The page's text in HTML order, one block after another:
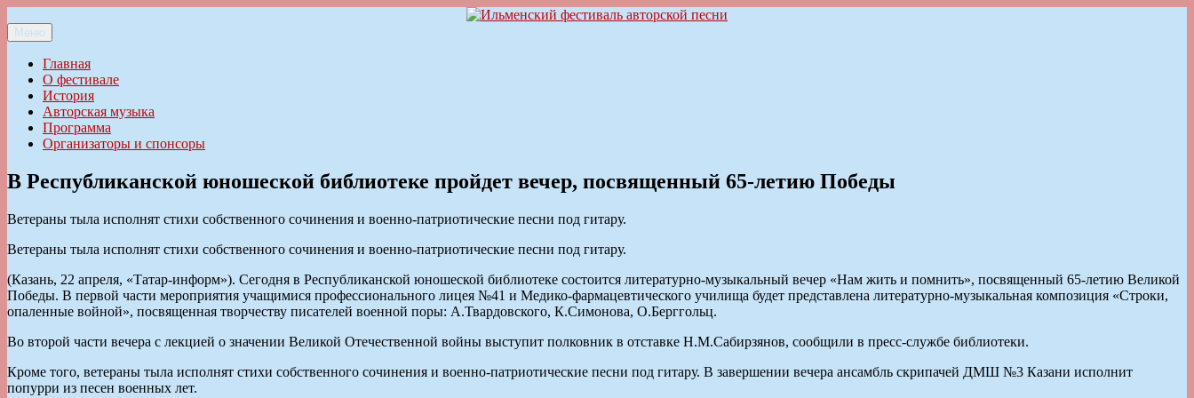
к
содержимому
Ильменский фестиваль авторской песни
Меню
Главная
О фестивале
История
Авторская музыка
Программа
Организаторы и спонсоры
В Республиканской юношеской библиотеке пройдет вечер, посвященный 65-летию Победы
Ветераны тыла исполнят стихи собственного сочинения и военно-патриотические песни под гитару.
Ветераны тыла исполнят стихи собственного сочинения и военно-патриотические песни под гитару.
(Казань, 22 апреля, «Татар-информ»). Сегодня в Республиканской юношеской библиотеке состоится литературно-музыкальный вечер «Нам жить и помнить», посвященный 65-летию Великой
Победы. В первой части мероприятия учащимися профессионального лицея №41 и Медико-фармацевтического училища будет представлена литературно-музыкальная композиция «Строки,
опаленные войной», посвященная творчеству писателей военной поры: А.Твардовского, К.Симонова, О.Берггольц.
Во второй части вечера с лекцией о значении Великой Отечественной войны выступит полковник в отставке Н.М.Сабирзянов, сообщили в пресс-службе библиотеки.
Кроме того, ветераны тыла исполнят стихи собственного сочинения и военно-патриотические песни под гитару. В завершении вечера ансамбль скрипачей ДМШ №3 Казани исполнит
попурри из песен военных лет.